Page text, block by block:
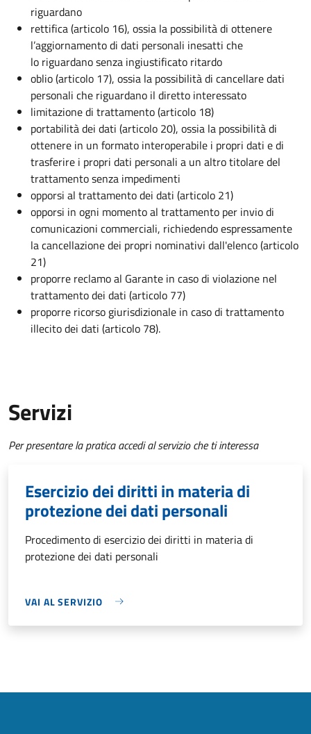
riguardano
rettifica (articolo 16), ossia la possibilità di ottenere
l’aggiornamento di dati personali inesatti che
lo riguardano senza ingiustificato ritardo
oblio (articolo 17), ossia la possibilità di cancellare dati
personali che riguardano il diretto interessato
limitazione di trattamento (articolo 18)
portabilità dei dati (articolo 20), ossia la possibilità di
ottenere in un formato interoperabile i propri dati e di
trasferire i propri dati personali a un altro titolare del
trattamento senza impedimenti
opporsi al trattamento dei dati (articolo 21)
opporsi in ogni momento al trattamento per invio di
comunicazioni commerciali, richiedendo espressamente
la cancellazione dei propri nominativi dall'elenco (articolo
21)
proporre reclamo al Garante in caso di violazione nel
trattamento dei dati (articolo 77)
proporre ricorso giurisdizionale in caso di trattamento
illecito dei dati (articolo 78).
Servizi
Per presentare la pratica accedi al servizio che ti interessa
Esercizio dei diritti in materia di
protezione dei dati personali
Procedimento di esercizio dei diritti in materia di
protezione dei dati personali
VAI AL SERVIZIO